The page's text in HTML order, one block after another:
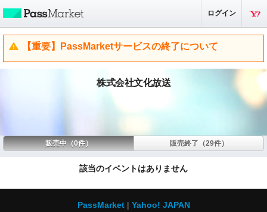
ログイン
【重要】PassMarketサービスの終了について
株式会社文化放送
販売中（0件） 販売終了（29件）
該当のイベントはありません
PassMarket
Yahoo! JAPAN